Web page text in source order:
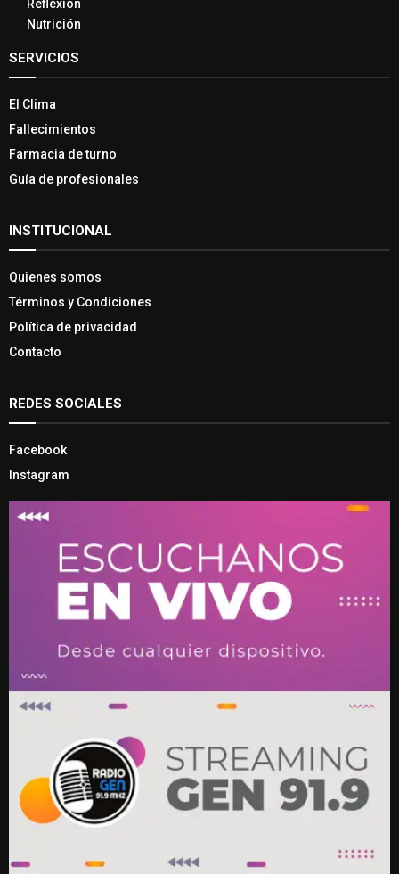
Reflexión
Nutrición
SERVICIOS
El Clima
Fallecimientos
Farmacia de turno
Guía de profesionales
INSTITUCIONAL
Quienes somos
Términos y Condiciones
Política de privacidad
Contacto
REDES SOCIALES
Facebook
Instagram